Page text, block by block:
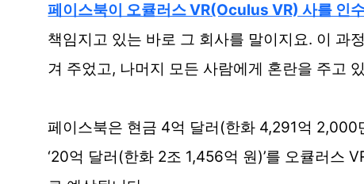
페이스북이 오큘러스 VR(Oculus VR) 사를 인
책임지고 있는 바로 그 회사를 말이지요. 이 과
겨 주었고, 나머지 모든 사람에게 혼란을 주고
페이스북은 현금 4억 달러(한화 4,291억
‘20억 달러(한화 2조 1,456억 원)’를 오큘러스